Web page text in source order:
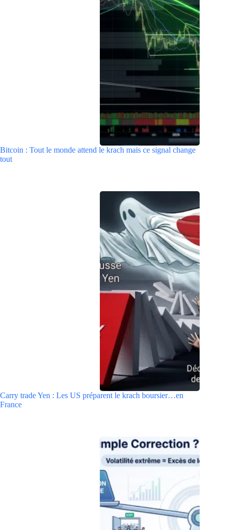
Bitcoin : Tout le monde attend le krach mais ce signal change
tout
Carry trade Yen : Les US préparent le krach boursier…en
France